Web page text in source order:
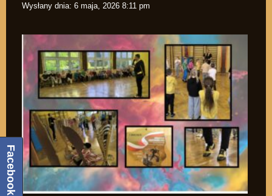
Wysłany dnia: 6 maja, 2026 8:11 pm
Facebook